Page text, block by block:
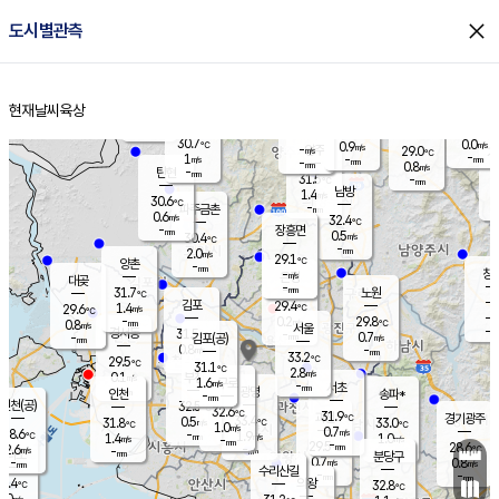
도시별관측 close
홈
현재날씨 육상
의도
℃
양주
31.5℃
1.4
-mm
과천
29.5℃
0.7m/s
- mm
경기광주
28.6℃
0.8m/s
-mm
경서동
29.5℃
0.1 m/s
-mm
파주금촌
30.4℃
2.0m/s
-mm
29.0℃
0.8m/s
-mm
대곶
29.6℃
0.8m/s
-mm
창
-
-m/
-
탄현
30.6℃
0.6m/s
-mm
0.0m/s
-mm
의왕
김포
31.5℃
0.8 m/s
mm
광명
33.4 ℃
1.9 m/s
-mm
부천
32.5℃
0.5m/s
-mm
양촌
31.7℃
1.4m/s
-mm
구로
32.6℃
1.0m/s
-mm
은평
29.4℃
0.2 m/s
- mm
노원
29.8℃
0.7m/s
-mm
송파*
33.0℃
1.0m/s
-mm
서초
31.9℃
0.7m/s
-mm
남방
32.4℃
0.5m/s
-mm
수리산길
분당구
32.8℃
장흥면
29.1℃
-m/s
-mm
-m/s
-mm
인천(공)
28.6℃
2.6m/s
-mm
김포(공)
31.1℃
1.6m/s
-mm
인천
31.8℃
1.4m/s
-mm
서울
33.2℃
2.8m/s
-mm
30.7℃
1 m/s
-mm
0.9m/s
-mm